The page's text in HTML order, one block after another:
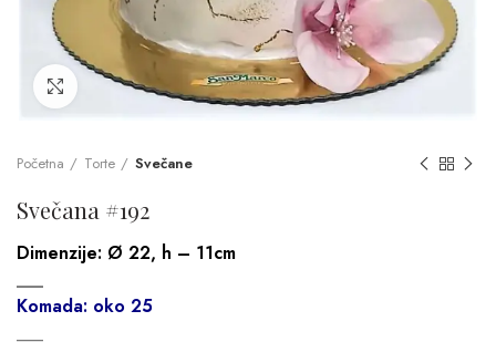
Click to enlarge
Početna Torte Svečane
Svečana #192
Dimenzije: Ø 22, h – 11cm
___
Komada: oko 25